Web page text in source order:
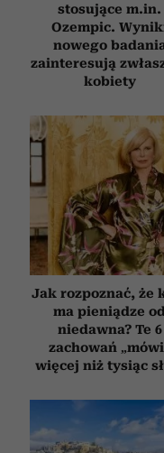
stosujące m.in.
Ozempic.
nowego
zainteresują
kobiety
Jak rozpoznać, że
ma pieniądze
niedawna? Te 6
zachowań
więcej niż tysiąc